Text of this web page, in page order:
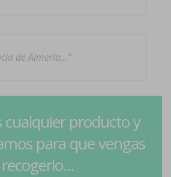
de Almería…
cualquier producto y
para que vengas